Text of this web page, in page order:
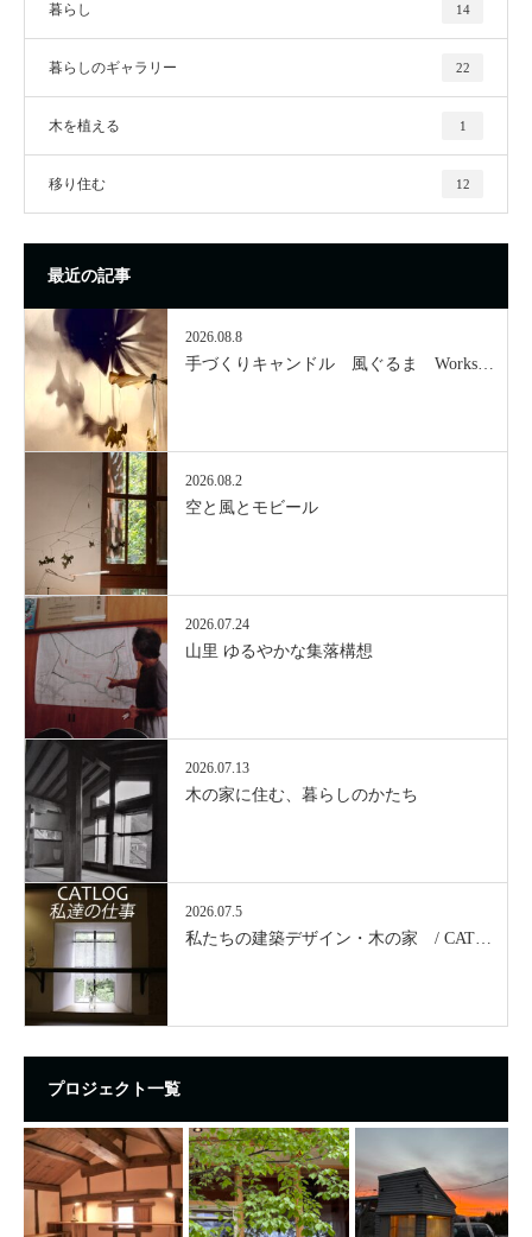
暮らし 14
暮らしのギャラリー 22
木を植える 1
移り住む 12
最近の記事
2026.08.8
手づくりキャンドル 風ぐるま Works…
2026.08.2
空と風とモビール
2026.07.24
山里 ゆるやかな集落構想
2026.07.13
木の家に住む、暮らしのかたち
2026.07.5
私たちの建築デザイン・木の家 / CAT…
プロジェクト一覧